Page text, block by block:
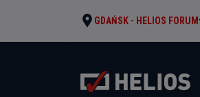
GDAŃSK - HELIOS FORUM